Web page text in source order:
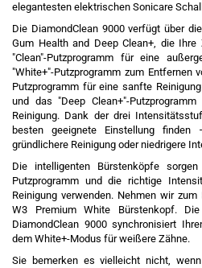
elegantesten elektrischen Sonicare
Die DiamondClean 9000 verfügt über
Gum Health and Deep Clean+, die Ihre
"Clean"-Putzprogramm für eine
"White+"-Putzprogramm zum Entfernen
Putzprogramm für eine sanfte
und das "Deep Clean+"-
Reinigung. Dank der drei
besten geeignete Einstellung
gründlichere Reinigung oder niedrigere
Die intelligenten Bürstenköpfe
Putzprogramm und die richtige
Reinigung verwenden. Nehmen wir
W3 Premium White Bürstenkopf.
DiamondClean 9000 synchronisiert
dem White+-Modus für weißere Zähne.
Sie bemerken es vielleicht nicht,